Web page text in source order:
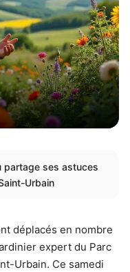
partage ses astuces
Urbain
déplacés en nombre
expert du Parc
Urbain. Ce samedi